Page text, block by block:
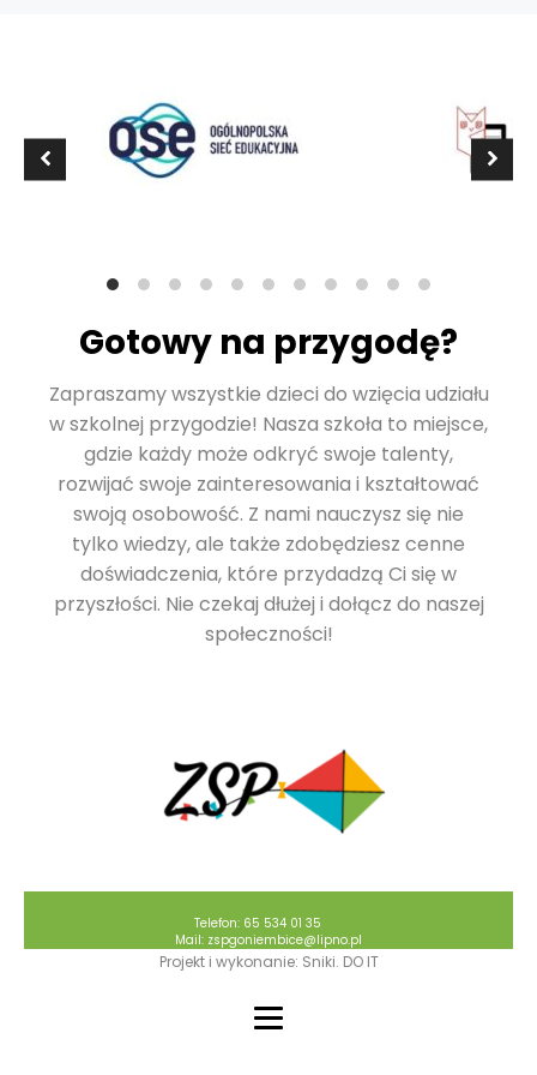
Gotowy na przygodę?
Zapraszamy wszystkie dzieci do wzięcia udziału
w szkolnej przygodzie! Nasza szkoła to miejsce,
gdzie każdy może odkryć swoje talenty,
rozwijać swoje zainteresowania i kształtować
swoją osobowość. Z nami nauczysz się nie
tylko wiedzy, ale także zdobędziesz cenne
doświadczenia, które przydadzą Ci się w
przyszłości. Nie czekaj dłużej i dołącz do naszej
społeczności!
Telefon: 65 534 01 35
Mail: zspgoniembice@lipno.pl
Projekt i wykonanie: Sniki. DO IT